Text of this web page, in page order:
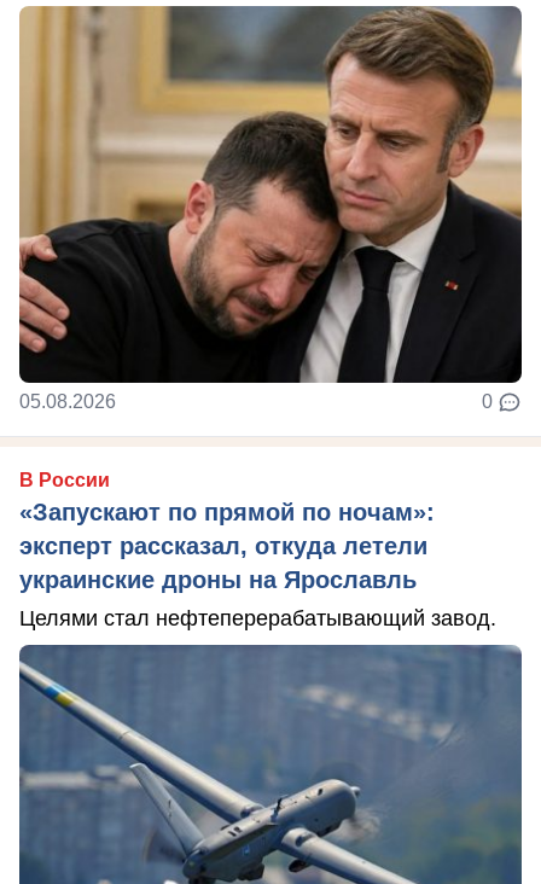
05.08.2026 0
В России
«Запускают по прямой по ночам»:
эксперт рассказал, откуда летели
украинские дроны на Ярославль
Целями стал нефтеперерабатывающий завод.